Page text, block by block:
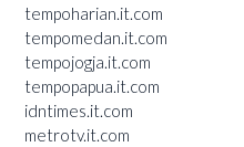
tempoharian.it.com
tempomedan.it.com
tempojogja.it.com
tempopapua.it.com
idntimes.it.com
metrotv.it.com